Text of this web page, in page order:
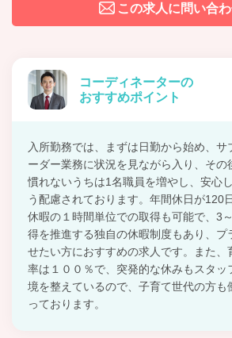
この求人に問い合
コーディネーターの
おすすめポイント
入所勤務では、まずは日勤から始め、サ
ーダー業務に状況を見ながら入り、その
慣れないうちは1名職員を増やし、安心
う配慮されております。年間休日が120
休暇の１時間単位での取得も可能で、3
得を推進する独自の休暇制度もあり、プ
せたい方におすすめの求人です。また、
率は１００％で、突発的な休みもスタッ
境を整えているので、子育て世代の方も
っております。